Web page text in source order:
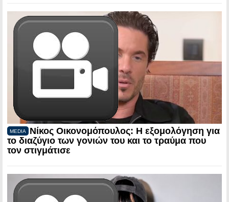
MEDIA
Νίκος Οικονομόπουλος: Η εξομολόγηση για
το διαζύγιο των γονιών του και το τραύμα που
τον στιγμάτισε